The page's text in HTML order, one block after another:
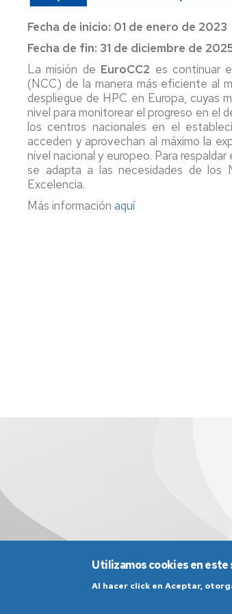
Fecha de inicio: 01 de enero de 2023
Fecha de fin: 31 de diciembre de
La misión de EuroCC2 es continuar
(NCC) de la manera más eficiente al
despliegue de HPC en Europa, cuyas
nivel para monitorear el progreso en el
los centros nacionales en el
acceden y aprovechan al máximo la
nivel nacional y europeo. Para respaldar
se adapta a las necesidades de los
Excelencia.
Más información aquí
Utilizamos cookies en este
Al hacer click en Aceptar,